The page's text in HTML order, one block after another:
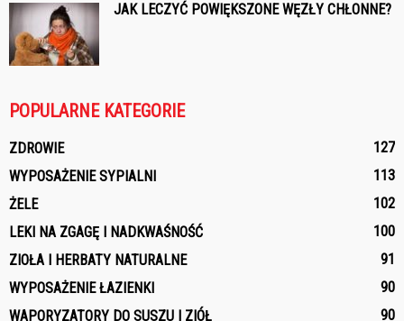
JAK LECZYĆ POWIĘKSZONE WĘZŁY CHŁONNE?
POPULARNE KATEGORIE
ZDROWIE
127
WYPOSAŻENIE SYPIALNI
113
ŻELE
102
LEKI NA ZGAGĘ I NADKWAŚNOŚĆ
100
ZIOŁA I HERBATY NATURALNE
91
WYPOSAŻENIE ŁAZIENKI
90
WAPORYZATORY DO SUSZU I ZIÓŁ
90